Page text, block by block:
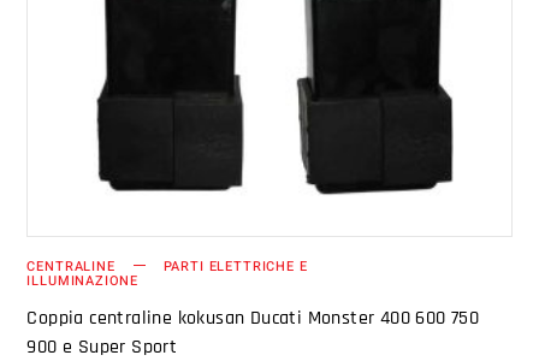
AGGIUNGI AL CARRELLO
CENTRALINE PARTI ELETTRICHE E
ILLUMINAZIONE
Coppia centraline kokusan Ducati Monster 400 600 750
900 e Super Sport